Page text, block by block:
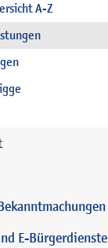
A-Z
E-Bürgerdienste